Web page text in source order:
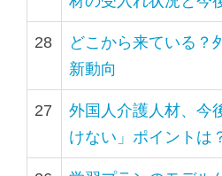
28
どこから来ている？
新動向
27
外国人介護人材、今
けない」ポイントは